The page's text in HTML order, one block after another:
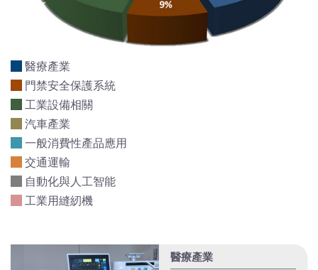
醫療產業
門禁安全保護系統
工業設備相關
汽車產業
一般消費性產品應用
交通運輸
自動化與人工智能
工業用縫紉機
醫療產業